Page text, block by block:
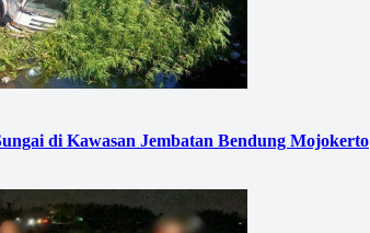
di Kawasan Jembatan Bendung Mojokerto